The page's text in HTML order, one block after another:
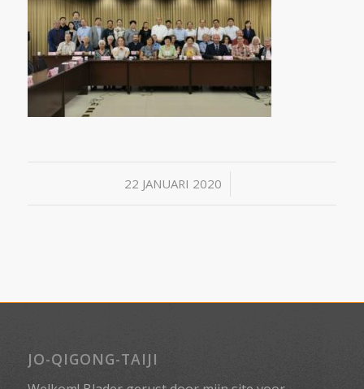
22 JANUARI 2020
/
JO-QIGONG-TAIJI